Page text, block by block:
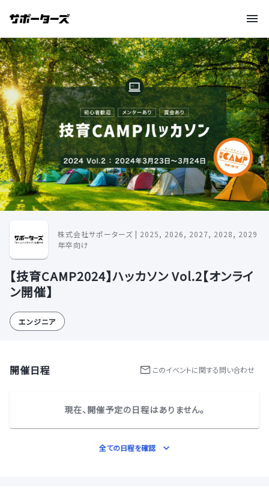
株式会社サポーターズ | 2025, 2026, 2027, 2028, 2029
年卒向け
【技育CAMP2024】ハッカソン Vol.2【オンライ
ン開催】
エンジニア
開催日程 このイベントに関する問い合わせ
現在、開催予定の日程はありません。
全ての日程を確認